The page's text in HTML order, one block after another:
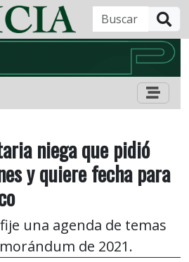
niega que pidió
y quiere fecha para
una agenda de temas
de 2021.